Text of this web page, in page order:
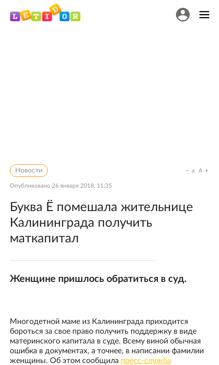
Новости
Опубликовано 26 января 2018, 11:35
a A
Буква Ё помешала жительнице
Калининграда получить
маткапитал
Женщине пришлось обратиться в суд.
Многодетной маме из Калининграда приходится
бороться за свое право получить поддержку в виде
материнского капитала в суде. Всему виной обычная
ошибка в документах, а точнее, в написании фамилии
женщины. Об этом сообщила пресс-служба